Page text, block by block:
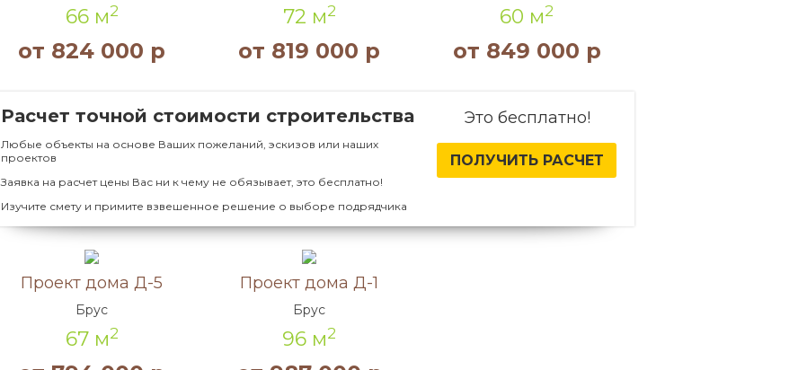
66 м2
от 824 000 р
72 м2
от 819 000 р
60 м2
от 849 000 р
Расчет точной стоимости строительства
Любые объекты на основе Ваших пожеланий, эскизов или наших
проектов
Заявка на расчет цены Вас ни к чему не обязывает, это бесплатно!
Изучите смету и примите взвешенное решение о выборе подрядчика
Это бесплатно!
ПОЛУЧИТЬ РАСЧЕТ
Проект дома Д-5
Брус
67 м2
Проект дома Д-1
Брус
96 м2